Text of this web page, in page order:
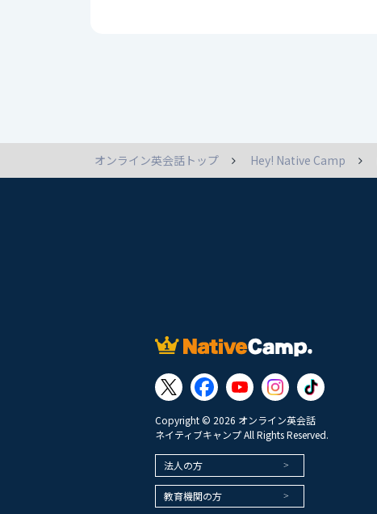
オンライン英会話トップ Hey! Native Camp
Copyright © 2026 オンライン英会話
ネイティブキャンプ All Rights Reserved.
法人の方
教育機関の方